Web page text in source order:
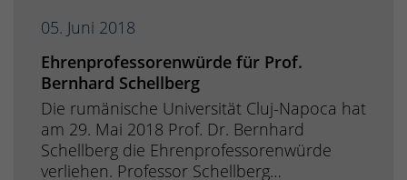
05. Juni 2018
Ehrenprofessorenwürde für Prof.
Bernhard Schellberg
Die rumänische Universität Cluj-Napoca hat
am 29. Mai 2018 Prof. Dr. Bernhard
Schellberg die Ehrenprofessorenwürde
verliehen. Professor Schellberg…